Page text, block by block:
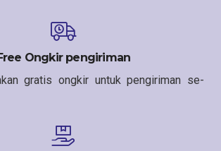
Ongkir pengiriman
gratis ongkir untuk pengiriman se-